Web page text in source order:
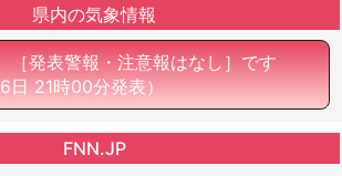
県内の気象情報
［発表警報・注意報はなし］です
21時00分発表）
FNN.JP